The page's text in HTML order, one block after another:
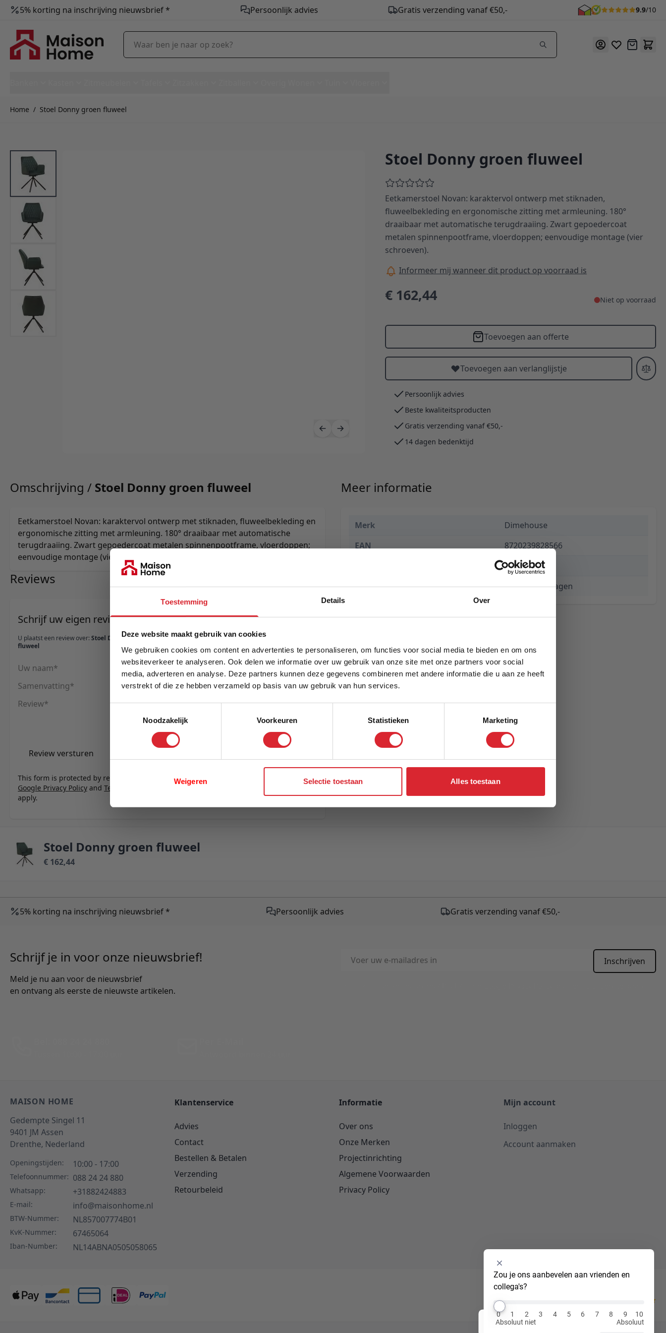
Toestemming Details Over
Deze website maakt gebruik van cookies
We gebruiken cookies om content en advertenties te personaliseren, om functies voor social media te bieden en om ons
websiteverkeer te analyseren. Ook delen we informatie over uw gebruik van onze site met onze partners voor social
media, adverteren en analyse. Deze partners kunnen deze gegevens combineren met andere informatie die u aan ze heeft
verstrekt of die ze hebben verzameld op basis van uw gebruik van hun services.
Noodzakelijk
Voorkeuren Statistieken Marketing
Weigeren Selectie toestaan Alles toestaan
5% korting na inschrijving nieuwsbrief * Persoonlijk advies Gratis verzending vanaf €50,- 9.9/10
Offerte
Waar ben je naar op zoek?
Home / Stoel Donny groen fluweel
Stoel Donny groen fluweel Stoel Donny groen fluweel
Eetkamerstoel Novan: karaktervol ontwerp met stiknaden,
fluweelbekleding en ergonomische zitting met armleuning. 180°
draaibaar met automatische terugdraaiing. Zwart gepoedercoat
metalen spinnenpootframe, vloerdoppen; eenvoudige montage (vier
schroeven).
Informeer mij wanneer dit product op voorraad is
€ 162,44 Niet op voorraad
Toevoegen aan offerte
Toevoegen aan verlanglijstje
Persoonlijk advies
Beste kwaliteitsproducten
Gratis verzending vanaf €50,-
14 dagen bedenktijd
Omschrijving / Stoel Donny groen fluweel
Eetkamerstoel Novan: karaktervol ontwerp met stiknaden, fluweelbekleding en
ergonomische zitting met armleuning. 180° draaibaar met automatische
terugdraaiing. Zwart gepoedercoat metalen spinnenpootframe, vloerdoppen;
eenvoudige montage (vier schroeven).
Reviews
Schrijf uw eigen review
U plaatst een review over: Stoel Donny groen
fluweel
Uw naam
Samenvatting
Review
Review versturen
This form is protected by reCAPTCHA - the
Google Privacy Policy and Terms of Service
apply.
Meer informatie
Merk
Dimehouse
EAN
8720239828566
€ 162,44
Levertijd
3 tot 5 werkdagen
Stoel Donny groen fluweel
€ 162,44
5% korting na inschrijving nieuwsbrief * Persoonlijk advies Gratis verzending vanaf €50,-
Schrijf je in voor onze nieuwsbrief!
Meld je nu aan voor de nieuwsbrief
en ontvang als eerste de nieuwste artikelen.
E-mailadres
Inschrijven
MAISON HOME
Gedempte Singel 11
9401 JM Assen
Drenthe, Nederland
Openingstijden: 10:00 - 17:00
Telefoonnummer: 088 24 24 880
Whatsapp: +31882424883
E-mail: info@maisonhome.nl
BTW-Nummer: NL857007774B01
KvK-Nummer: 67465064
Iban-Number: NL14ABNA0505058065
Klantenservice
Advies
Contact
Bestellen & Betalen
Verzending
Retourbeleid
Informatie
Over ons
Onze Merken
Projectinrichting
Algemene Voorwaarden
Privacy Policy
Mijn account
Inloggen
Account aanmaken
5% Korting
Schrijf je in en ontvang direct een kortingscode
Hi! Ik ben Luna, jouw virtuele assistent!
Zou je ons aanbevelen aan vrienden en
collega's?
Selecteer
een
optie
van
0
tot
0 1 2 3 4 5 6 7 8 9
10
Absoluut niet
Absoluut